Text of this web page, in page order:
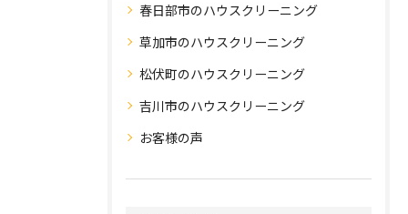
春日部市のハウスクリーニング
草加市のハウスクリーニング
松伏町のハウスクリーニング
吉川市のハウスクリーニング
お客様の声